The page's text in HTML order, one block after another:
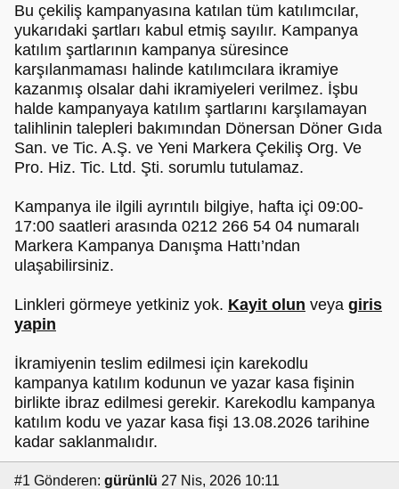
Bu çekiliş kampanyasına katılan tüm katılımcılar,
yukarıdaki şartları kabul etmiş sayılır. Kampanya
katılım şartlarının kampanya süresince
karşılanmaması halinde katılımcılara ikramiye
kazanmış olsalar dahi ikramiyeleri verilmez. İşbu
halde kampanyaya katılım şartlarını karşılamayan
talihlinin talepleri bakımından Dönersan Döner Gıda
San. ve Tic. A.Ş. ve Yeni Markera Çekiliş Org. Ve
Pro. Hiz. Tic. Ltd. Şti. sorumlu tutulamaz.
Kampanya ile ilgili ayrıntılı bilgiye, hafta içi 09:00-
17:00 saatleri arasında 0212 266 54 04 numaralı
Markera Kampanya Danışma Hattı’ndan
ulaşabilirsiniz.
Linkleri görmeye yetkiniz yok. Kayit olun veya giris
yapin
İkramiyenin teslim edilmesi için karekodlu
kampanya katılım kodunun ve yazar kasa fişinin
birlikte ibraz edilmesi gerekir. Karekodlu kampanya
katılım kodu ve yazar kasa fişi 13.08.2026 tarihine
kadar saklanmalıdır.
#1 Gönderen: gürünlü 27 Nis, 2026 10:11